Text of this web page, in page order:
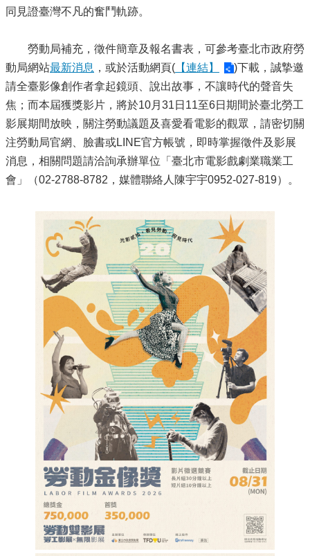
同見證臺灣不凡的奮鬥軌跡。
勞動局補充，徵件簡章及報名書表，可參考臺北市政府勞
動局網站最新消息 ，或於活動網頁( 【連結】
)下載，誠摯邀
請全臺影像創作者拿起鏡頭、說出故事，不讓時代的聲音失
焦；而本屆獲獎影片，將於10月31日11至6日期間於臺北勞工
影展期間放映，關注勞動議題及喜愛看電影的觀眾，請密切關
注勞動局官網、臉書或LINE官方帳號，即時掌握徵件及影展
消息，相關問題請洽詢承辦單位「臺北市電影戲劇業職業工
會」（02-2788-8782，媒體聯絡人陳宇宇0952-027-819）。